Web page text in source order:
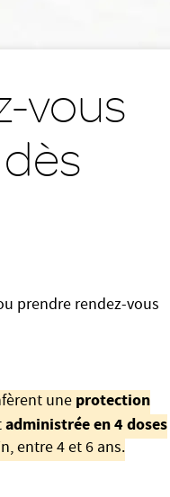
vous
prendre rendez-vous
une protection
administrée en 4 doses
entre 4 et 6 ans.